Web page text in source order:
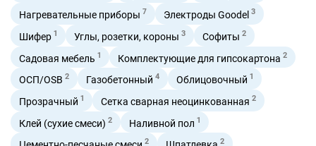
Нагревательные приборы 7 Электроды Goodel 3
Шифер 1 Углы, розетки, короны 3 Софиты 2
Садовая мебель 1 Комплектующие для гипсокартона 2
ОСП/OSB 2 Газобетонный 4 Облицовочный 1
Прозрачный 1 Сетка сварная неоцинкованная 2
Клей (сухие смеси) 2 Наливной пол 1
2 2